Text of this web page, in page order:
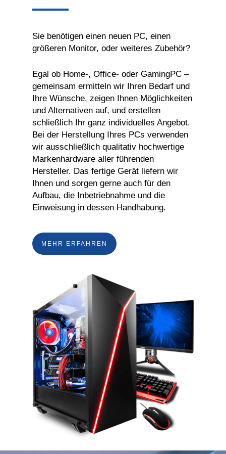
Sie benötigen einen neuen PC, einen
größeren Monitor, oder weiteres Zubehör?
Egal ob Home-, Office- oder GamingPC –
gemeinsam ermitteln wir Ihren Bedarf und
Ihre Wünsche, zeigen Ihnen Möglichkeiten
und Alternativen auf, und erstellen
schließlich Ihr ganz individuelles Angebot.
Bei der Herstellung Ihres PCs verwenden
wir ausschließlich qualitativ hochwertige
Markenhardware aller führenden
Hersteller. Das fertige Gerät liefern wir
Ihnen und sorgen gerne auch für den
Aufbau, die Inbetriebnahme und die
Einweisung in dessen Handhabung.
MEHR ERFAHREN